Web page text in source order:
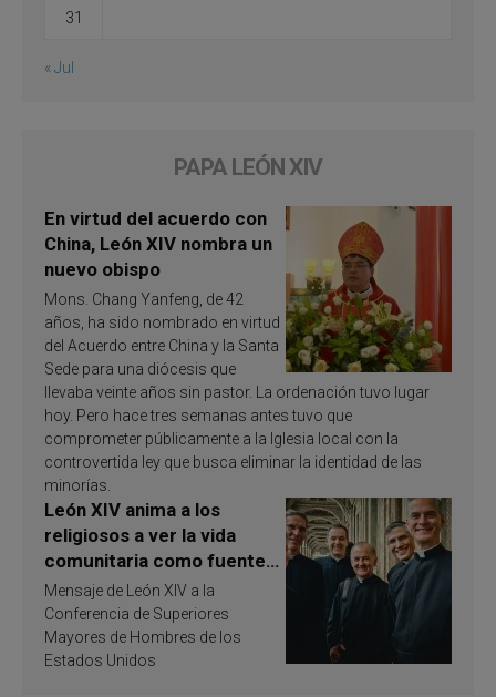
31
« Jul
PAPA LEÓN XIV
En virtud del acuerdo con
China, León XIV nombra un
nuevo obispo
Mons. Chang Yanfeng, de 42
años, ha sido nombrado en virtud
del Acuerdo entre China y la Santa
Sede para una diócesis que
llevaba veinte años sin pastor. La ordenación tuvo lugar
hoy. Pero hace tres semanas antes tuvo que
comprometer públicamente a la Iglesia local con la
controvertida ley que busca eliminar la identidad de las
minorías.
León XIV anima a los
religiosos a ver la vida
comunitaria como fuente
de inspiración y
santificación
Mensaje de León XIV a la
Conferencia de Superiores
Mayores de Hombres de los
Estados Unidos